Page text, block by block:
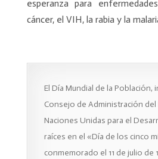
esperanza para
cáncer, el VIH, la rabia y la
El Día Mundial de la Población,
Consejo de Administración del
Naciones Unidas para el
raíces en el «Día de los cinco
conmemorado el 11 de julio de